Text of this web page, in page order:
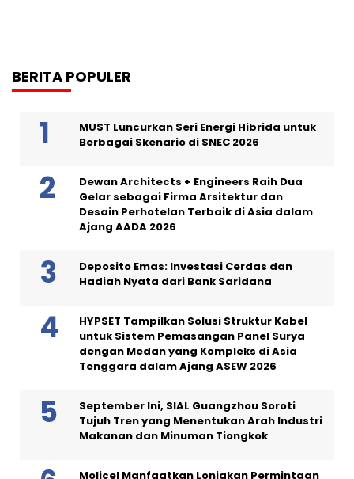
BERITA POPULER
MUST Luncurkan Seri Energi Hibrida untuk
Berbagai Skenario di SNEC 2026
Dewan Architects + Engineers Raih Dua
Gelar sebagai Firma Arsitektur dan
Desain Perhotelan Terbaik di Asia dalam
Ajang AADA 2026
Deposito Emas: Investasi Cerdas dan
Hadiah Nyata dari Bank Saridana
HYPSET Tampilkan Solusi Struktur Kabel
untuk Sistem Pemasangan Panel Surya
dengan Medan yang Kompleks di Asia
Tenggara dalam Ajang ASEW 2026
September Ini, SIAL Guangzhou Soroti
Tujuh Tren yang Menentukan Arah Industri
Makanan dan Minuman Tiongkok
Molicel Manfaatkan Lonjakan Permintaan